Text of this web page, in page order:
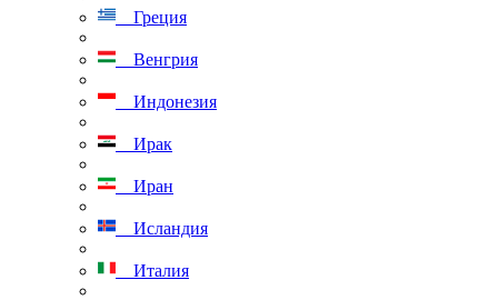
Греция
Венгрия
Индонезия
Ирак
Иран
Исландия
Италия